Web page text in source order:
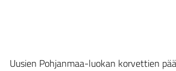
Uusien Pohjanmaa-luokan korvettien